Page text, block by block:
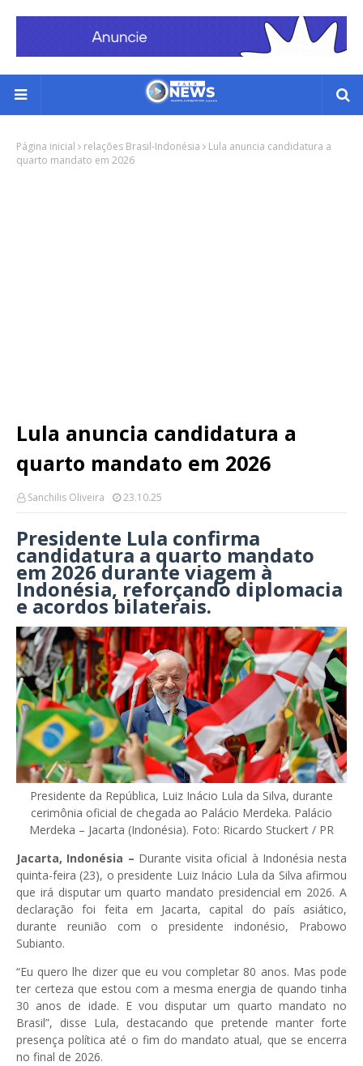
Página inicial relações Brasil-Indonésia
Lula anuncia candidatura a
quarto mandato em 2026
Lula anuncia candidatura a
quarto mandato em 2026
Sanchilis Oliveira 23.10.25
Presidente Lula confirma
candidatura a quarto mandato
em 2026 durante viagem à
Indonésia, reforçando diplomacia
e acordos bilaterais.
Presidente da República, Luiz Inácio Lula da Silva, durante
cerimônia oficial de chegada ao Palácio Merdeka. Palácio
Merdeka – Jacarta (Indonésia). Foto: Ricardo Stuckert / PR
Jacarta, Indonésia – Durante visita oficial à Indonésia nesta
quinta-feira (23), o presidente Luiz Inácio Lula da Silva afirmou
que irá disputar um quarto mandato presidencial em 2026. A
declaração foi feita em Jacarta, capital do país asiático,
durante reunião com o presidente indonésio, Prabowo
Subianto.
“Eu quero lhe dizer que eu vou completar 80 anos. Mas pode
ter certeza que estou com a mesma energia de quando tinha
30 anos de idade. E vou disputar um quarto mandato no
Brasil”, disse Lula, destacando que pretende manter forte
presença política até o fim do mandato atual, que se encerra
no final de 2026.